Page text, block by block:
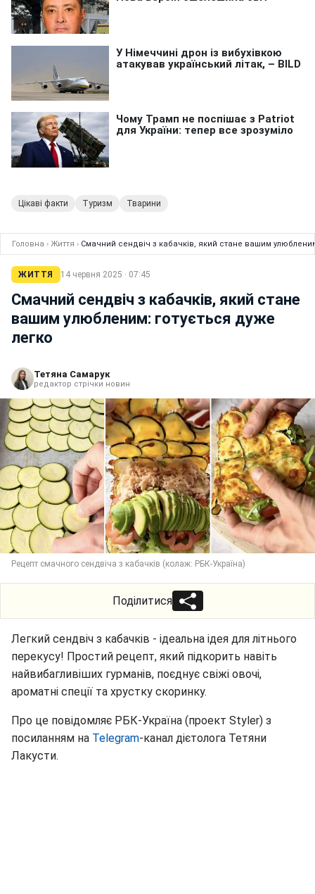
Цікаві факти Туризм Тварини
Головна › Життя › Смачний сендвіч з кабачків, який стане вашим
ЖИТТЯ 14 червня 2025 · 07:45
Смачний сендвіч з кабачків, який стане
вашим улюбленим: готується дуже
легко
Тетяна Самарук
редактор стрічки новин
Рецепт смачного сендвіча з кабачків (колаж: РБК-Україна)
Поділитися
Легкий сендвіч з кабачків - ідеальна ідея для літнього
перекусу! Простий рецепт, який підкорить навіть
найвибагливіших гурманів, поєднує свіжі овочі,
ароматні спеції та хрустку скоринку.
Про це повідомляє РБК-Україна (проект Styler) з
посиланням на Telegram-канал дієтолога Тетяни
Лакусти.